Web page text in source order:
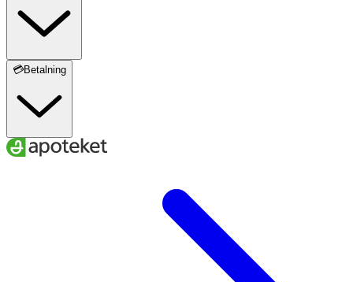
💳Betalning